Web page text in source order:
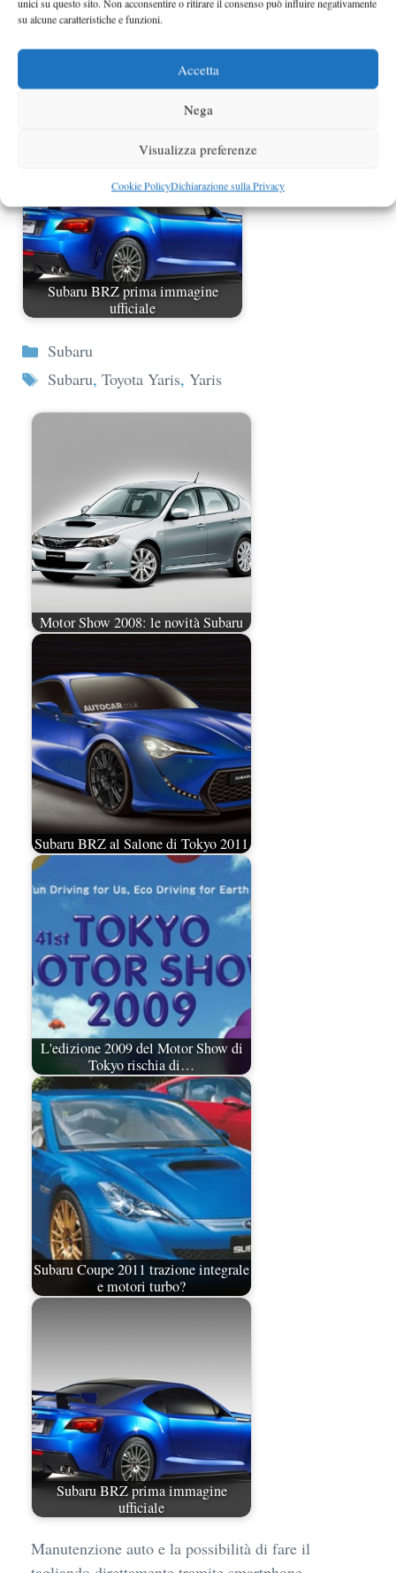
unici su questo sito. Non acconsentire o ritirare il consenso può influire negativamente
su alcune caratteristiche e funzioni.
Accetta
Nega
Visualizza preferenze
Cookie PolicyDichiarazione sulla Privacy
Subaru Coupe 2011 trazione integrale
e motori turbo?
Subaru BRZ prima immagine
ufficiale
Categorie
Subaru
Tag
Subaru, Toyota Yaris, Yaris
Motor Show 2008: le novità Subaru
Subaru BRZ al Salone di Tokyo 2011
L'edizione 2009 del Motor Show di
Tokyo rischia di…
Subaru Coupe 2011 trazione integrale
e motori turbo?
Subaru BRZ prima immagine
ufficiale
Manutenzione auto e la possibilità di fare il